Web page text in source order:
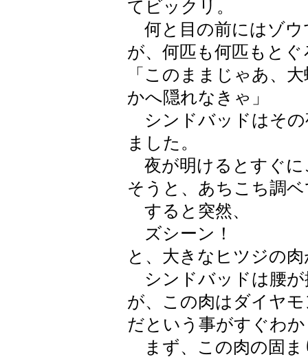
てビックリ。
何と目の前にはゾウ
が、何匹も何匹もと
「このままじゃあ、
かへ隠れなきゃ」
シンドバッドはその
ました。
夜が明けるとすぐに
そうと、あちこち調
すると突然、
ズシーン！
と、大きなヒツジの
シンドバッドは腰が
が、この肉はダイヤ
だという事がすぐわ
まず、この肉の固ま